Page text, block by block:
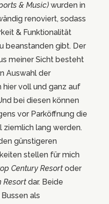
& Music)wurden in
renoviert, sodass
& Funktionalität
beanstanden gibt. Der
meiner Sicht besteht
Auswahl der
hier voll und ganz auf
bei diesen können
vor Parköffnung die
ziemlich lang werden.
günstigeren
stellen für mich
Century Resortoder
Resortdar. Beide
als